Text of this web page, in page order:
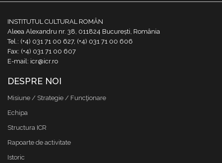
INSTITUTUL CULTURAL ROMÂN
Aleea Alexandru nr. 38, 011824 București, România
Tel.: (+4) 031 71 00 627, (+4) 031 71 00 606
Fax: (+4) 031 71 00 607
E-mail: icr@icr.ro
DESPRE NOI
Misiune / Strategie / Funcţionare
Echipa
Structura ICR
Rapoarte de activitate
Istoric